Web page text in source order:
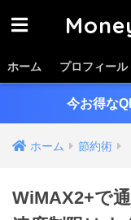
ホーム プロフィール
今お得な
ホーム 節約術
WiMAX2+で